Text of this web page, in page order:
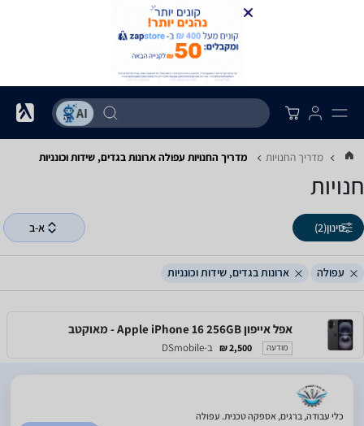
מדריך החנויות מדריך החנויות ‏עפולה ‏ארונות בגדים, שידות וכונניות
חנויות
סינון(2) א-ב
עפולה ארונות בגדים, שידות וכונניות
אפל אייפון Apple iPhone 16 256GB - מאוקטב
מודעה 2,500 ₪ ב-DSmobile
כלי עבודה, ברגים, אספקה טכנית. עפולה